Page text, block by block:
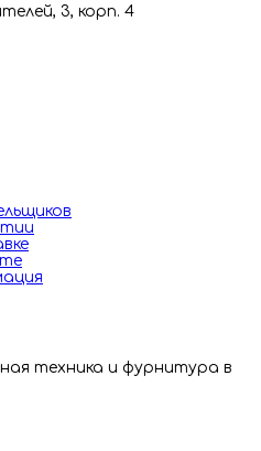
3, корп. 4
техника и фурнитура в